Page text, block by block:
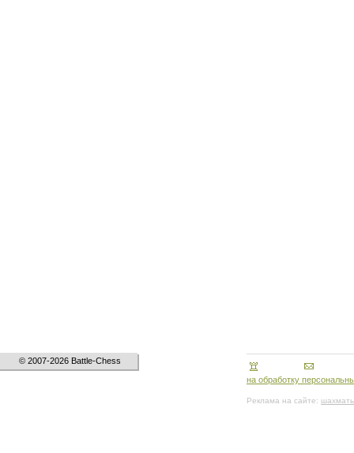
© 2007-2026 Battle-Chess
на обработку
Реклама на сайте: